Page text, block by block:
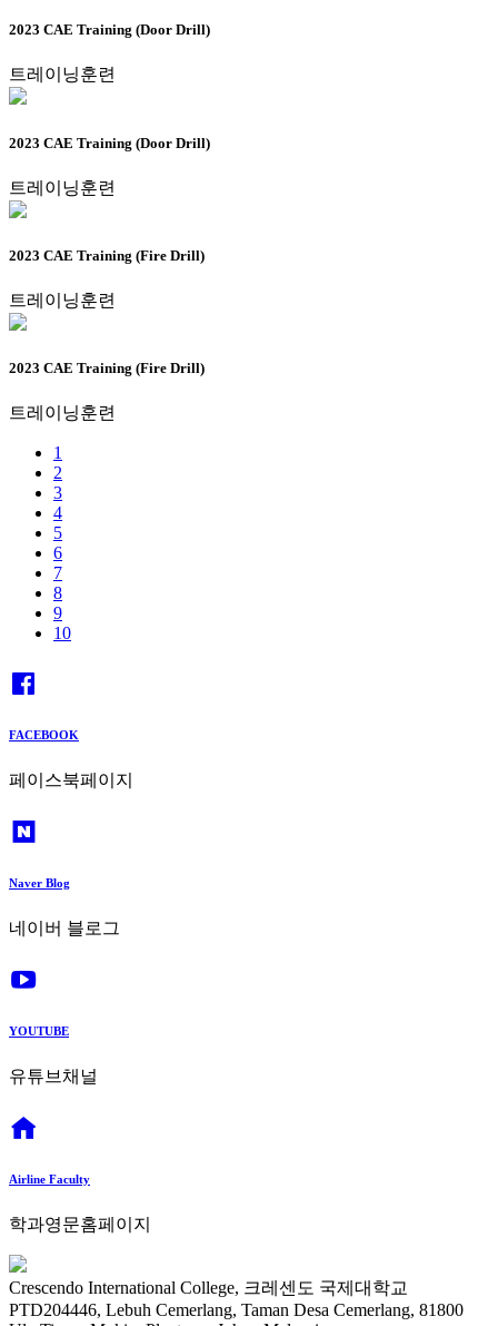
2023 CAE Training (Door Drill)
트레이닝훈련
2023 CAE Training (Door Drill)
트레이닝훈련
2023 CAE Training (Fire Drill)
트레이닝훈련
2023 CAE Training (Fire Drill)
트레이닝훈련
1
2
3
4
5
6
7
8
9
10
FACEBOOK
페이스북페이지
Naver Blog
네이버 블로그
YOUTUBE
유튜브채널
Airline Faculty
학과영문홈페이지
Crescendo International College, 크레센도 국제대학교
PTD204446, Lebuh Cemerlang, Taman Desa Cemerlang, 81800